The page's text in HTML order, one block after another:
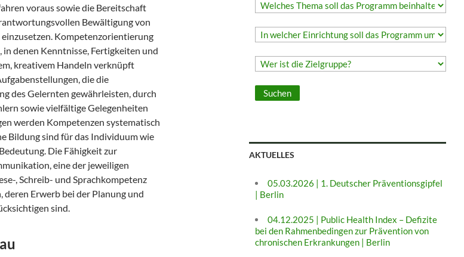
voraus sowie die Bereitschaft
Bewältigung von
Kompetenzorientierung
in denen Kenntnisse, Fertigkeiten und
kreativem Handeln verknüpft
die die
des Gelernten gewährleisten, durch
sowie vielfältige Gelegenheiten
werden Kompetenzen systematisch
Bildung sind für das Individuum wie
Die Fähigkeit zur
eine der jeweiligen
, Schreib- und Sprachkompetenz
Erwerb bei der Planung und
sind.
AKTUELLES
05.03.2026 | 1. Deutscher Präventionsgipfel
| Berlin
04.12.2025 | Public Health Index – Defizite
bei den Rahmenbedingen zur Prävention von
chronischen Erkrankungen | Berlin